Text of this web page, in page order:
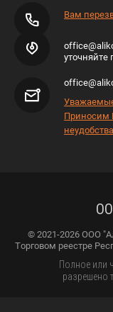
Вам
уточняйте
Приносим
© 2021-2026 ООО
Торговом реестре
Полное или
разрешено